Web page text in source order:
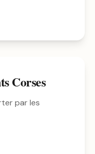
Corses
par les